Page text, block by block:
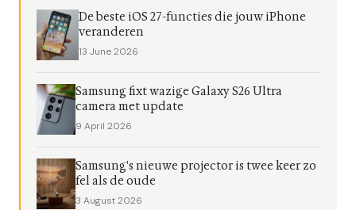
De beste iOS 27-functies die jouw iPhone
veranderen
13 June 2026
Samsung fixt wazige Galaxy S26 Ultra
camera met update
9 April 2026
Samsung's nieuwe projector is twee keer zo
fel als de oude
3 August 2026